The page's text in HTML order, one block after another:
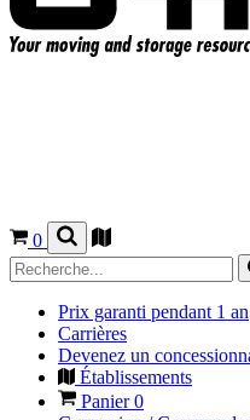
0
Prix garanti pendant 1 an
Carrières
Devenez un
Établissements
Panier0